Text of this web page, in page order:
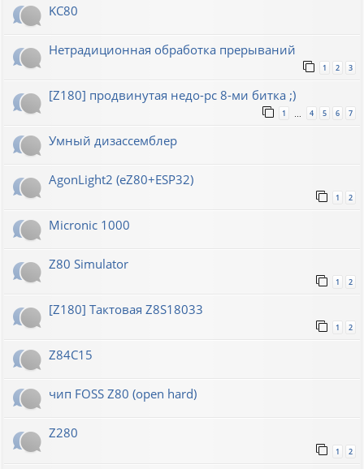
KC80
Нетрадиционная обработка прерываний
1 2 3
[Z180] продвинутая недо-pc 8-ми битка ;)
1 … 4 5 6 7
Умный дизассемблер
AgonLight2 (eZ80+ESP32)
1 2
Micronic 1000
Z80 Simulator
1 2
[Z180] Тактовая Z8S18033
1 2
Z84C15
чип FOSS Z80 (open hard)
Z280
1 2